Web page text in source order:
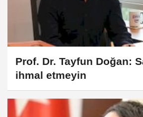
Prof. Dr. Tayfun Doğan:
ihmal etmeyin